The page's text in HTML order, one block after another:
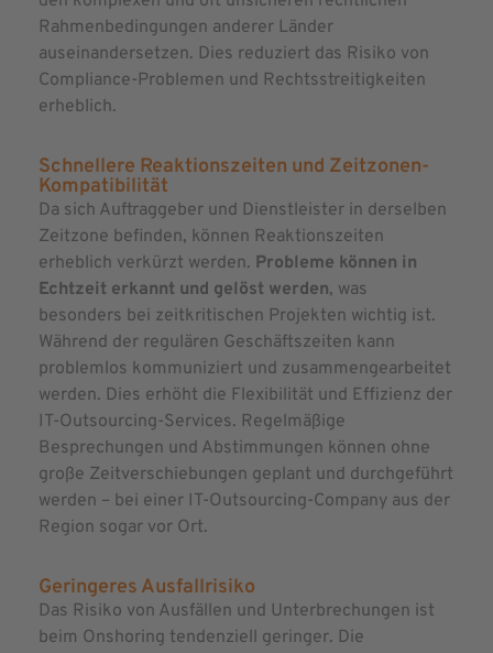
Rahmenbedingungen anderer Länder
auseinandersetzen. Dies reduziert das Risiko von
Compliance-Problemen und Rechtsstreitigkeiten
erheblich.
Schnellere Reaktionszeiten und Zeitzonen-
Kompatibilität
Da sich Auftraggeber und Dienstleister in derselben
Zeitzone befinden, können Reaktionszeiten
erheblich verkürzt werden. Probleme können in
Echtzeit erkannt und gelöst werden, was
besonders bei zeitkritischen Projekten wichtig ist.
Während der regulären Geschäftszeiten kann
problemlos kommuniziert und zusammengearbeitet
werden. Dies erhöht die Flexibilität und Effizienz der
IT-Outsourcing-Services. Regelmäßige
Besprechungen und Abstimmungen können ohne
große Zeitverschiebungen geplant und durchgeführt
werden – bei einer IT-Outsourcing-Company aus der
Region sogar vor Ort.
Geringeres Ausfallrisiko
Das Risiko von Ausfällen und Unterbrechungen ist
beim Onshoring tendenziell geringer. Die